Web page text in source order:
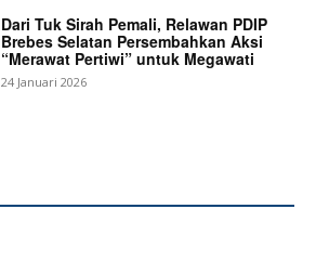
Dari Tuk Sirah Pemali, Relawan PDIP
Brebes Selatan Persembahkan Aksi
“Merawat Pertiwi” untuk Megawati
24 Januari 2026